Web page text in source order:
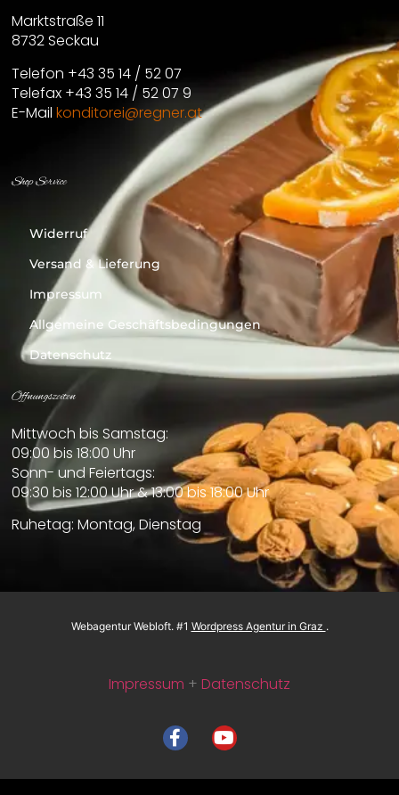
Marktstraße 11
8732 Seckau
Telefon +43 35 14 / 52 07
Telefax +43 35 14 / 52 07 9
E-Mail konditorei@regner.at
Shop Service
Widerruf
Versand & Lieferung
Impressum
Allgemeine Geschäftsbedingungen
Datenschutz
Öffnungszeiten
Mittwoch bis Samstag:
09:00 bis 18:00 Uhr
Sonn- und Feiertags:
09:30 bis 12:00 Uhr & 13:00 bis 18:00 Uhr
Ruhetag: Montag, Dienstag
Webagentur Webloft. #1 Wordpress Agentur in Graz .
Impressum + Datenschutz